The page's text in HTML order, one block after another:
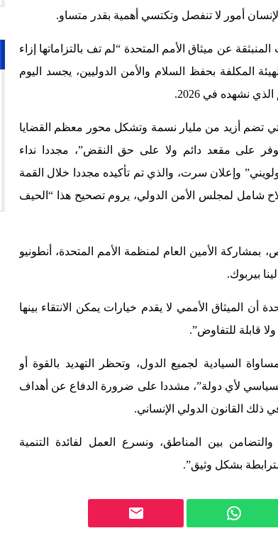
أمور لا تنفصل وتكتسي أهمية بقدر متساو.
عن ميثاق الأمم المتحدة “لم تف بالتزاماتها إزاء
المكلفة بحفظ السلام والأمن الدوليين، يجسد اليوم
تضم أزيد من مليار نسمة وتشكل محور معظم القضايا
على مقعد دائم ولا على حق النقض”، مجددا نداء
وإعلان سرت، والذي تم تأكيده مجددا خلال القمة
إصلاح شامل لمجلس الأمن الدولي، يروم تصحيح هذا “الحيف
الأمين العام لمنظمة الأمم المتحدة، أنطونيو
بيربوك.
أن الميثاق الأممي لا يقدم خيارات يمكن الانتقاء بينها
قابلة للتفاوض”.
السيادية لجميع الدول، وتحظر التهديد بالقوة أو
السياسي لأي دولة”، مشددا على ضرورة الدفاع عن أهداف
ذلك القانون الدولي الإنساني.
بين المناطق، ونسرع العمل لفائدة التنمية
بشكل وثيق”.